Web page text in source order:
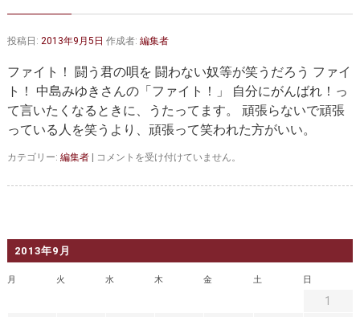
胸部大動脈瘤 胸腹部大動脈瘤
腹部大動脈瘤 大動脈解離
診察をご希望の方へ
大動脈瘤を指摘されたら？ 診療の流れ
投稿日: 2013年9月5日 作成者: 編集者
ファイト！ 闘う君の唄を 闘わない奴等が笑うだろう ファイ
ト！ 中島みゆきさんの「ファイト！」 自分にがんばれ！っ
て言いたくなるときに、うたってます。 頑張らないで頑張
っている人を笑うより、頑張って笑われた方がいい。
カテゴリー: 編集者
フ
イ
コメントを受け付けていません。
2013年9月
月 火 水 木 金 土 日
1